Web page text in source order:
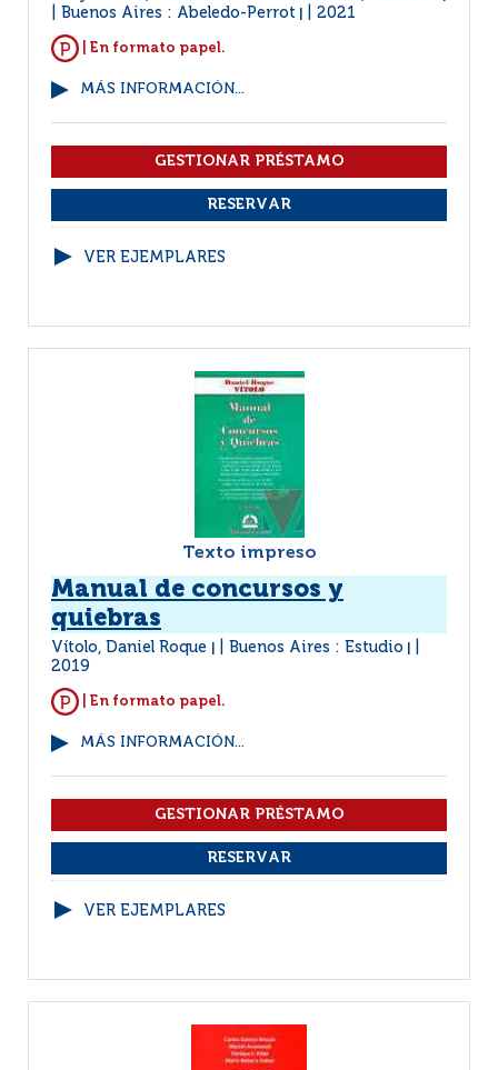
Buenos Aires : Abeledo-Perrot 2021
| En formato papel.
MÁS INFORMACIÓN...
VER EJEMPLARES
Texto impreso
Manual de concursos y
quiebras
Vítolo, Daniel Roque Buenos Aires : Estudio
2019
| En formato papel.
MÁS INFORMACIÓN...
VER EJEMPLARES